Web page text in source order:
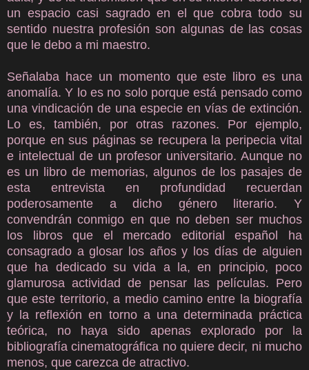
un espacio casi sagrado en el que cobra todo su
sentido nuestra profesión son algunas de las cosas
que le debo a mi maestro.
Señalaba hace un momento que este libro es una
anomalía. Y lo es no solo porque está pensado como
una vindicación de una especie en vías de extinción.
Lo es, también, por otras razones. Por ejemplo,
porque en sus páginas se recupera la peripecia vital
e intelectual de un profesor universitario. Aunque no
es un libro de memorias, algunos de los pasajes de
esta entrevista en profundidad recuerdan
poderosamente a dicho género literario. Y
convendrán conmigo en que no deben ser muchos
los libros que el mercado editorial español ha
consagrado a glosar los años y los días de alguien
que ha dedicado su vida a la, en principio, poco
glamurosa actividad de pensar las películas. Pero
que este territorio, a medio camino entre la biografía
y la reflexión en torno a una determinada práctica
teórica, no haya sido apenas explorado por la
bibliografía cinematográfica no quiere decir, ni mucho
menos, que carezca de atractivo.